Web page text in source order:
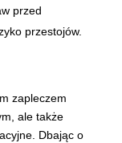
przed
przestojów.
zapleczem
ale także
Dbając o